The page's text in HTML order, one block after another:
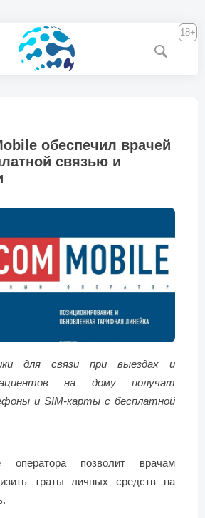
18+
обеспечил врачей
связью и
для связи при выездах и
на дому получат
и SIM-карты с бесплатной
оператора позволит врачам
траты личных средств на